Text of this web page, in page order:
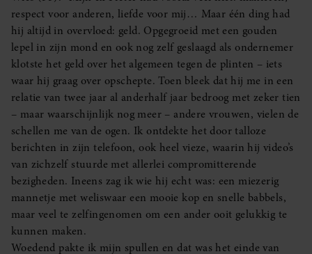
respect voor anderen, liefde voor mij… Maar één ding had
hij altijd in overvloed: geld. Opgegroeid met een gouden
lepel in zijn mond en ook nog zelf geslaagd als ondernemer
klotste het geld over het algemeen tegen de plinten – iets
waar hij graag over opschepte. Toen bleek dat hij me in een
relatie van twee jaar al anderhalf jaar bedroog met zeker tien
– maar waarschijnlijk nog meer – andere vrouwen, vielen de
schellen me van de ogen. Ik ontdekte het door talloze
berichten in zijn telefoon, ook heel vieze, waarin hij video’s
van zichzelf stuurde met allerlei compromitterende
bezigheden. Ineens zag ik wie hij echt was: een miezerig
mannetje met weliswaar een mooie kop en snelle babbels,
maar veel te zelfingenomen om een ander ooit gelukkig te
kunnen maken.
Woedend pakte ik mijn spullen en dat was het einde van